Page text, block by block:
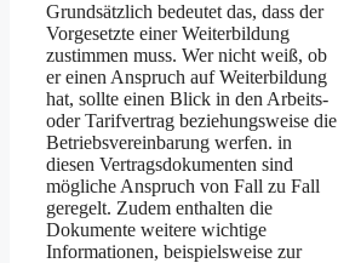
Grundsätzlich bedeutet das, dass der
Vorgesetzte einer Weiterbildung
zustimmen muss. Wer nicht weiß, ob
er einen Anspruch auf Weiterbildung
hat, sollte einen Blick in den Arbeits-
oder Tarifvertrag beziehungsweise die
Betriebsvereinbarung werfen. in
diesen Vertragsdokumenten sind
mögliche Anspruch von Fall zu Fall
geregelt. Zudem enthalten die
Dokumente weitere wichtige
Informationen, beispielsweise zur